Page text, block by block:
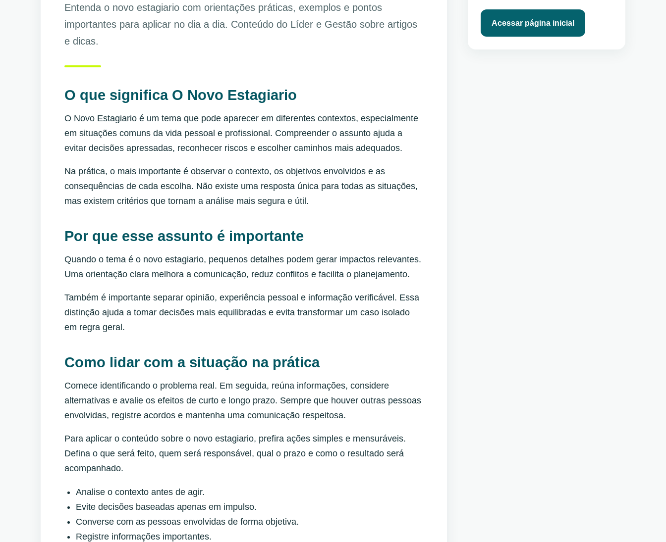
Entenda o novo estagiario com orientações práticas, exemplos e pontos
importantes para aplicar no dia a dia. Conteúdo do Líder e Gestão sobre artigos
e dicas.
O que significa O Novo Estagiario
O Novo Estagiario é um tema que pode aparecer em diferentes contextos, especialmente
em situações comuns da vida pessoal e profissional. Compreender o assunto ajuda a
evitar decisões apressadas, reconhecer riscos e escolher caminhos mais adequados.
Na prática, o mais importante é observar o contexto, os objetivos envolvidos e as
consequências de cada escolha. Não existe uma resposta única para todas as situações,
mas existem critérios que tornam a análise mais segura e útil.
Por que esse assunto é importante
Quando o tema é o novo estagiario, pequenos detalhes podem gerar impactos relevantes.
Uma orientação clara melhora a comunicação, reduz conflitos e facilita o planejamento.
Também é importante separar opinião, experiência pessoal e informação verificável. Essa
distinção ajuda a tomar decisões mais equilibradas e evita transformar um caso isolado
em regra geral.
Como lidar com a situação na prática
Comece identificando o problema real. Em seguida, reúna informações, considere
alternativas e avalie os efeitos de curto e longo prazo. Sempre que houver outras pessoas
envolvidas, registre acordos e mantenha uma comunicação respeitosa.
Para aplicar o conteúdo sobre o novo estagiario, prefira ações simples e mensuráveis.
Defina o que será feito, quem será responsável, qual o prazo e como o resultado será
acompanhado.
Analise o contexto antes de agir.
Evite decisões baseadas apenas em impulso.
Converse com as pessoas envolvidas de forma objetiva.
Registre informações importantes.
Acessar página inicial